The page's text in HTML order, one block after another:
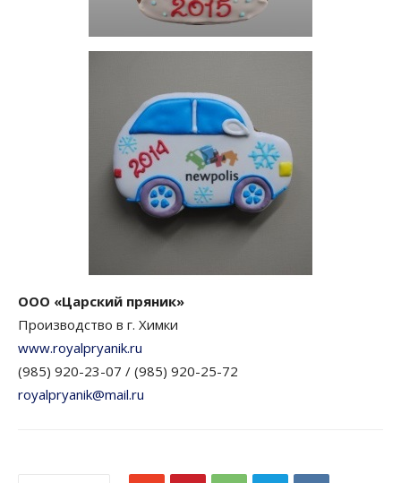
ООО «Царский пряник»
Производство в г. Химки
www.royalpryanik.ru
(985) 920-23-07 / (985) 920-25-72
royalpryanik@mail.ru